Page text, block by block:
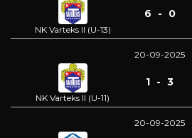
NK Varteks II (U-13)
6 - 0
20-09-2025
NK Varteks II (U-11)
1 - 3
20-09-2025